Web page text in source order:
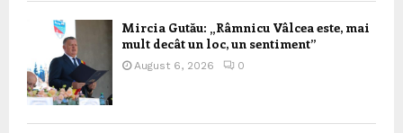
Mircia Gutău: „Râmnicu Vâlcea este, mai
mult decât un loc, un sentiment”
August 6, 2026 0